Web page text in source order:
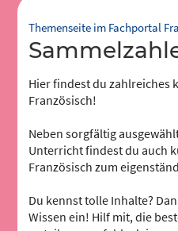
Themenseite im Fachportal
Hier findest du zahlreiches
Französisch!
Neben sorgfältig
Unterricht findest du auch
Französisch zum
Du kennst tolle Inhalte?
Wissen ein! Hilf mit, die